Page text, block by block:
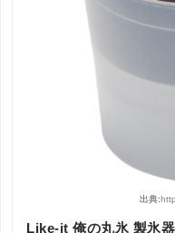
出典:
Like-it 俺の丸氷 製氷